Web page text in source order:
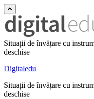
Situații de învățare cu
deschise
Digitaledu
Situații de învățare cu
deschise